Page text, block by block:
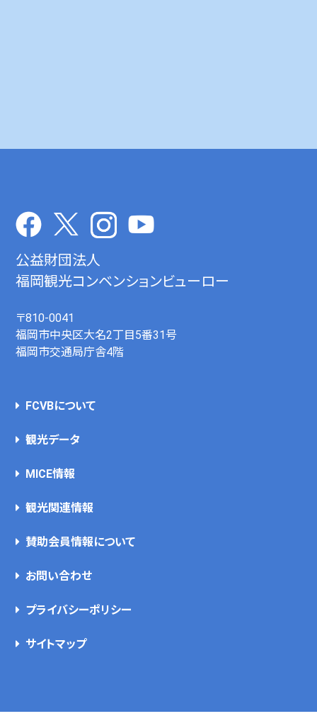
公益財団法人
福岡観光コンベンションビューロー
〒810-0041
福岡市中央区大名2丁目5番31号
福岡市交通局庁舎4階
FCVBについて
観光データ
MICE情報
観光関連情報
賛助会員情報について
お問い合わせ
プライバシーポリシー
サイトマップ